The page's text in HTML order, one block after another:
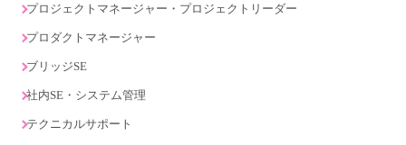
プロジェクトマネージャー・プロジェクトリーダー
プロダクトマネージャー
ブリッジSE
社内SE・システム管理
テクニカルサポート